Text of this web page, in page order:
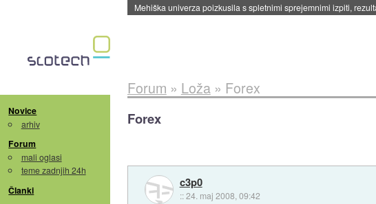
Mehiška univerza poizkusila s spletnimi sprejemnimi izpiti,
Novice
arhiv
Forum
mali oglasi
teme zadnjih 24h
Članki
Forum » Loža» Forex
Forex
c3p0
::24. maj 2008, 09:42